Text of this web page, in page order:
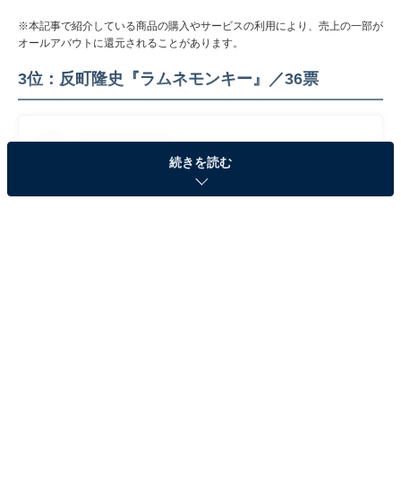
※本記事で紹介している商品の購入やサービスの利用により、売上の一部が
オールアバウトに還元されることがあります。
3位：反町隆史『ラムネモンキー』／36票
続きを読む